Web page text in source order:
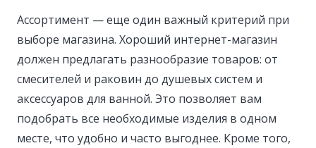
Ассортимент — еще один важный критерий при
выборе магазина. Хороший интернет-магазин
должен предлагать разнообразие товаров: от
смесителей и раковин до душевых систем и
аксессуаров для ванной. Это позволяет вам
подобрать все необходимые изделия в одном
месте, что удобно и часто выгоднее. Кроме того,